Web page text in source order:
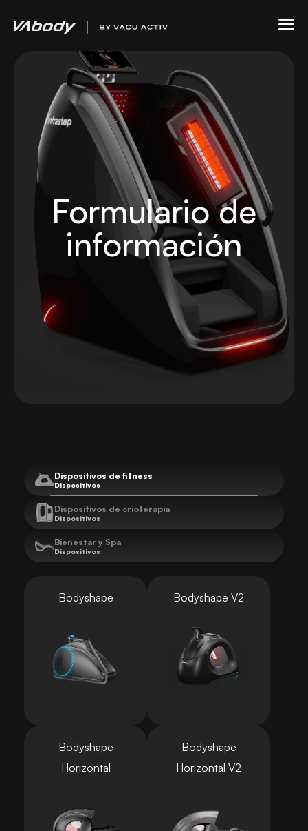
Formulario de
información
Dispositivos de fitness
Dispositivos
Dispositivos de crioterapia
Dispositivos
Bienestar y Spa
Dispositivos
Bodyshape Bodyshape V2
Bodyshape
Horizontal
Bodyshape
Horizontal V2